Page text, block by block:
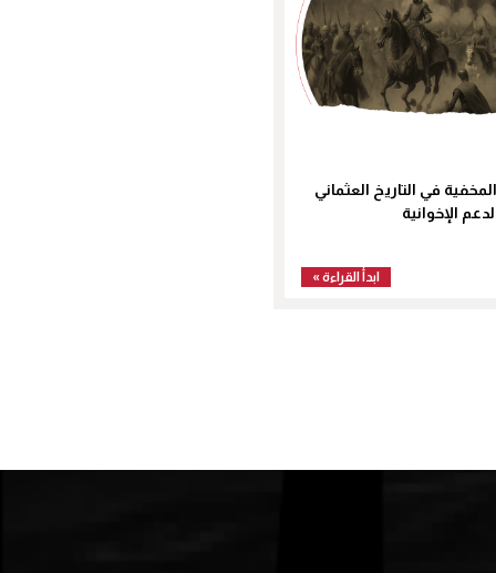
المخفية في التاريخ العثماني
الإخوانية
ابدأ القراءة »